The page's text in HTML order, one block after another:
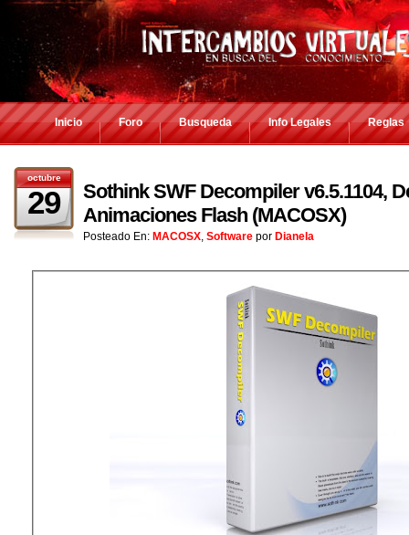
Inicio Foro Busqueda Info Legales Reglas
octubre
29
Sothink SWF Decompiler v6.5.1104,
Animaciones Flash (MACOSX)
Posteado En: MACOSX, Software por Dianela